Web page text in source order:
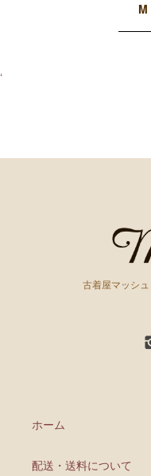
‘
古着屋マッシ
ホーム
配送・送料について